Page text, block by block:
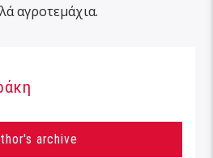
αγροτεμάχια.
archive